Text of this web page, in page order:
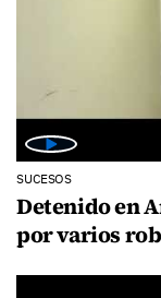
SUCESOS
Detenido en
por varios